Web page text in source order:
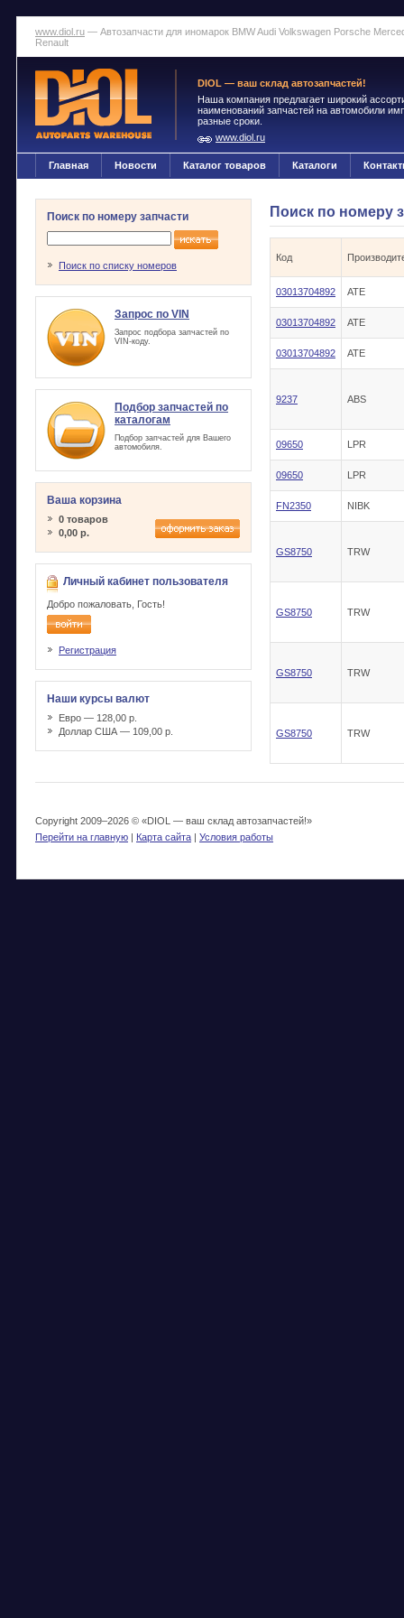
www.diol.ru — Автозапчасти для иномарок BMW Audi Volkswagen Porsche
Renault
DIOL — ваш склад автозапчастей!
Наша компания предлагает широкий
наименований запчастей на автомобили
разные сроки.
www.diol.ru
Главная Новости Каталог товаров Каталоги
Поиск по номеру запчасти
Поиск по списку номеров
Запрос по VIN
Запрос подбора запчастей по
VIN-коду.
Подбор запчастей по
каталогам
Подбор запчастей для Вашего
автомобиля.
Ваша корзина
0 товаров
0,00 р.
Личный кабинет пользователя
Добро пожаловать, Гость!
Регистрация
Наши курсы валют
Евро — 128,00 р.
Доллар США — 109,00 р.
Поиск по номеру
Код
03013704892 ATE
03013704892 ATE
03013704892 ATE
9237 ABS
09650 LPR
09650 LPR
FN2350 NIBK
GS8750 TRW
GS8750 TRW
GS8750 TRW
GS8750 TRW
Copyright 2009–2026 © «DIOL — ваш склад автозапчастей!»
Перейти на главную | Карта сайта | Условия работы